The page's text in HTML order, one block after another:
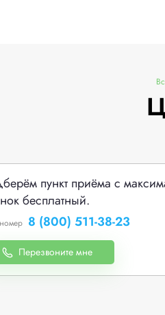
пункт приёма с
бесплатный.
8 (800) 511-38-23
Перезвоните мне